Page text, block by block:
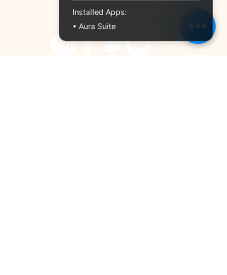
Installed Apps:
• Aura Suite